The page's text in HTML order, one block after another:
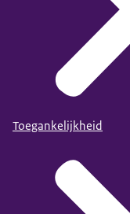
Toegankelijkheid